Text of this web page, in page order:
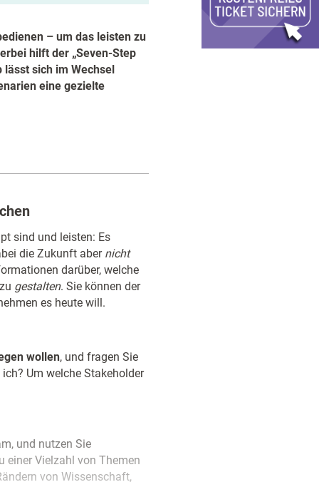
– um das leisten zu
hilft der „Seven-Step
sich im Wechsel
eine gezielte
sind und leisten: Es
die Zukunft aber nicht
darüber, welche
gestalten. Sie können der
es heute will.
wollen, und fragen Sie
Um welche Stakeholder
und nutzen Sie
einer Vielzahl von Themen
von Wissenschaft,